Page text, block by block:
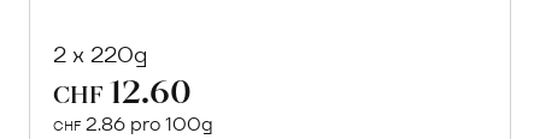
2 x 220g
CHF 12.60
CHF 2.86 pro 100g